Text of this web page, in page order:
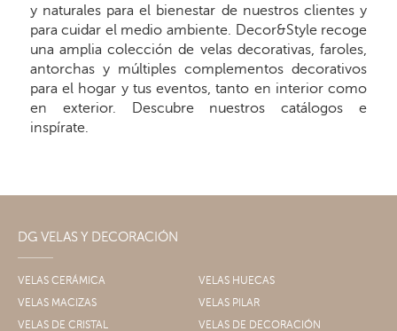
y naturales para el bienestar de nuestros clientes y
para cuidar el medio ambiente. Decor&Style recoge
una amplia colección de velas decorativas, faroles,
antorchas y múltiples complementos decorativos
para el hogar y tus eventos, tanto en interior como
en exterior. Descubre nuestros catálogos e
inspírate.
DG VELAS Y DECORACIÓN
VELAS CERÁMICA
VELAS HUECAS
VELAS MACIZAS
VELAS PILAR
VELAS DE CRISTAL
VELAS DE DECORACIÓN